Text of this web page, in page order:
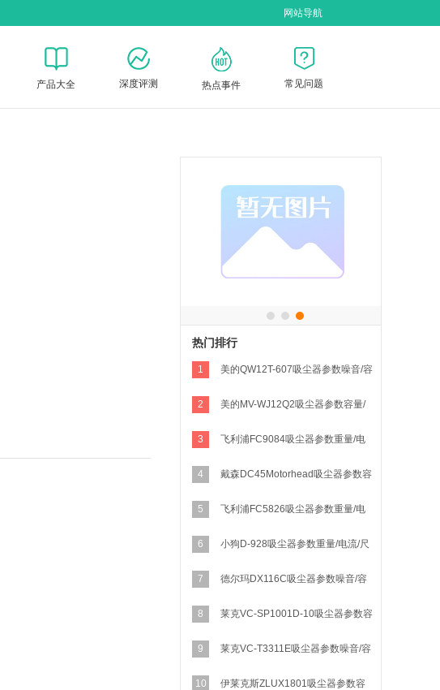
网站导航
产品大全 深度评测 热点事件 常见问题
热门排行
1
美的QW12T-607吸尘器参数噪音/容
2
美的MV-WJ12Q2吸尘器参数容量/
3
飞利浦FC9084吸尘器参数重量/电
4
戴森DC45Motorhead吸尘器参数容
5
飞利浦FC5826吸尘器参数重量/电
6
小狗D-928吸尘器参数重量/电流/尺
7
德尔玛DX116C吸尘器参数噪音/容
8
莱克VC-SP1001D-10吸尘器参数容
9
莱克VC-T3311E吸尘器参数噪音/容
10
伊莱克斯ZLUX1801吸尘器参数容